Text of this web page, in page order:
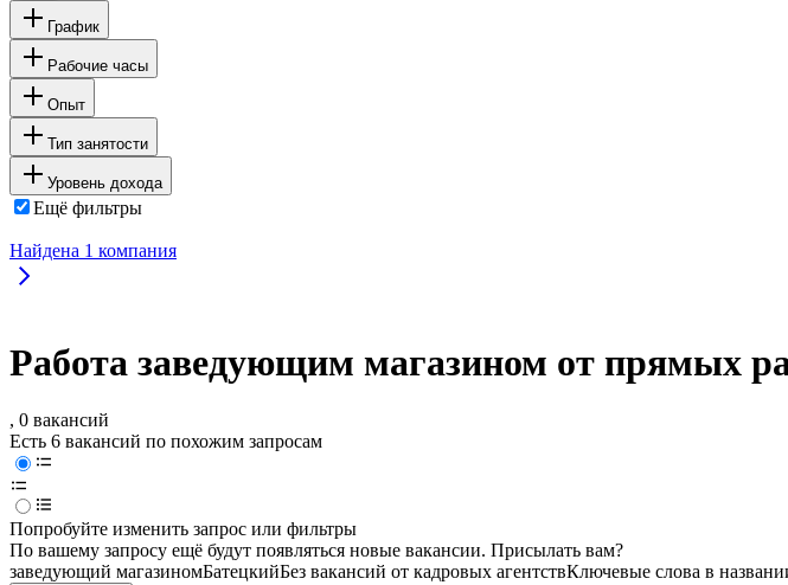
График
Рабочие часы
Опыт
Тип занятости
Уровень дохода
Ещё фильтры
Найдена 1 компания
Работа заведующим магазином от прямых
, 0 вакансий
Есть 6 вакансий по похожим запросам
Попробуйте изменить запрос или фильтры
По вашему запросу ещё будут появляться новые вакансии. Присылать вам?
заведующий магазиномБатецкийБез вакансий от кадровых агентствКлючевые слова в